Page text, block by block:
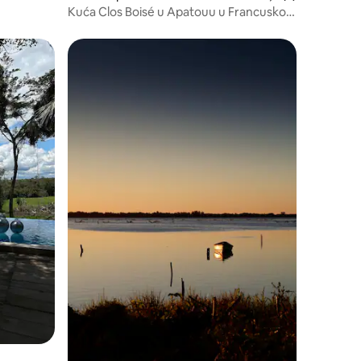
Kuća Clos Boisé u Apatouu u Francuskoj